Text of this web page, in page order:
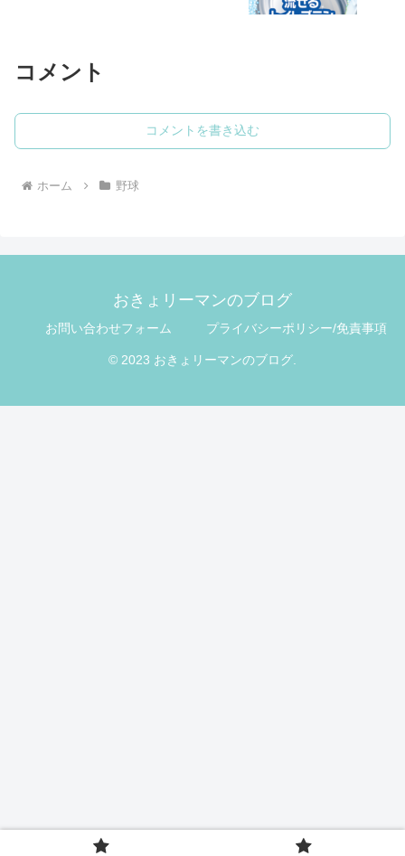
コメント
コメントを書き込む
ホーム 野球
おきょリーマンのブログ
お問い合わせフォーム プライバシーポリシー/免責事項
© 2023 おきょリーマンのブログ.